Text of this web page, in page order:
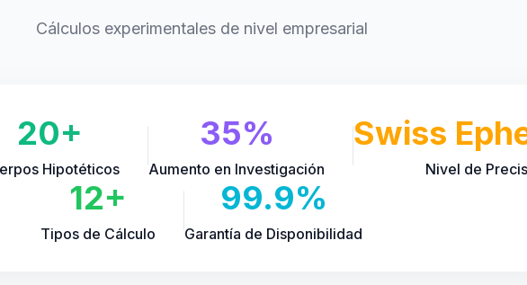
Cálculos experimentales de nivel empresarial
20+
Hipotéticos
35%
Aumento en Investigación
Swiss
Nivel de
12+
Tipos de Cálculo
99.9%
Garantía de Disponibilidad